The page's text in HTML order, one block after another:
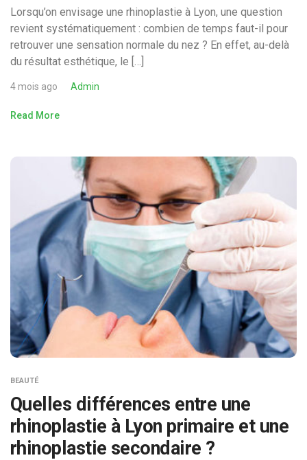
Lorsqu’on envisage une rhinoplastie à Lyon, une question
revient systématiquement : combien de temps faut-il pour
retrouver une sensation normale du nez ? En effet, au-delà
du résultat esthétique, le […]
4 mois ago Admin
Read More
BEAUTÉ
Quelles différences entre une
rhinoplastie à Lyon primaire et une
rhinoplastie secondaire ?